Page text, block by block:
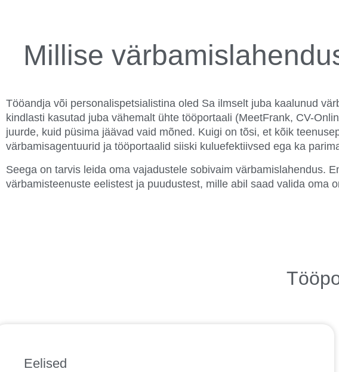
Millise
Tööandja või personalispetsialistina oled Sa ilmselt juba kaalunud
kindlasti kasutad juba vähemalt ühte tööportaali (MeetFrank, CV-
juurde, kuid püsima jäävad vaid mõned. Kuigi on tõsi, et kõik
värbamisagentuurid ja tööportaalid siiski kuluefektiivsed ega ka
Seega on tarvis leida oma vajadustele sobivaim värbamislahendus.
värbamisteenuste eelistest ja puudustest, mille abil saad valida oma
Eelised